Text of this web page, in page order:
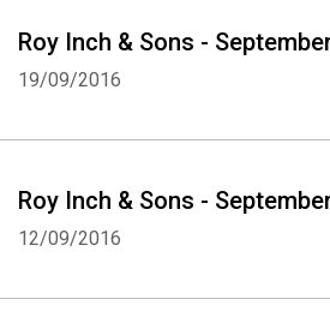
Roy Inch & Sons -
19/09/2016
Roy Inch & Sons -
12/09/2016